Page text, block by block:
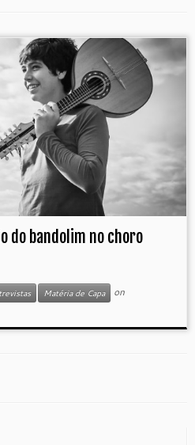
do bandolim no choro
Matéria de Capa
on